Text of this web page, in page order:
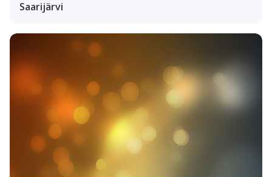
Saarijärvi